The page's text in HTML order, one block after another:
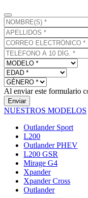
Al enviar este formulario
Enviar
NUESTROS MODELOS
Outlander Sport
L200
Outlander PHEV
L200 GSR
Mirage G4
Xpander
Xpander Cross
Outlander